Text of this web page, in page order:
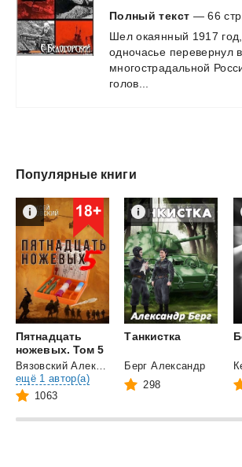
Полный текст — 66
Шел окаянный 1917
одночасье перевернул в
многострадальной
голов...
Популярные книги
Пятнадцать
ножевых. Том 5
Вязовский Алексей
ещё 1 автор(а)
1063
Танкистка
Берг Александр
298